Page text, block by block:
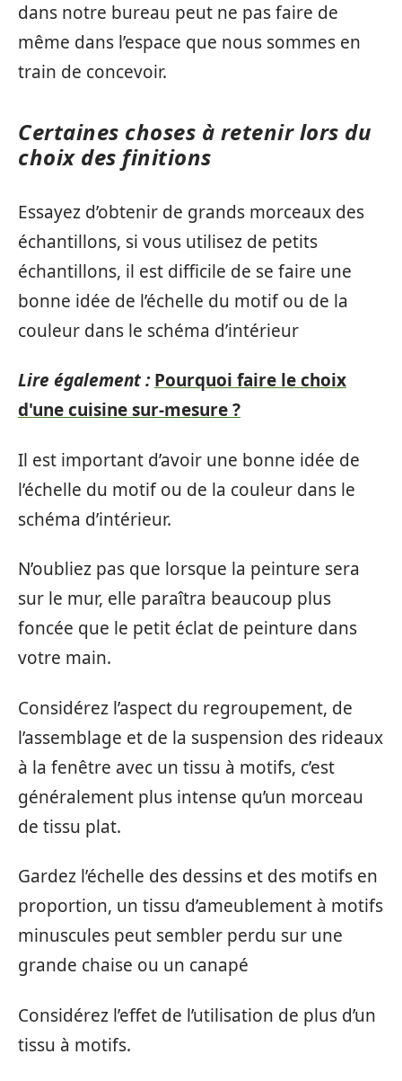
dans notre bureau peut ne pas faire de
même dans l’espace que nous sommes en
train de concevoir.
Certaines choses à retenir lors du
choix des finitions
Essayez d’obtenir de grands morceaux des
échantillons, si vous utilisez de petits
échantillons, il est difficile de se faire une
bonne idée de l’échelle du motif ou de la
couleur dans le schéma d’intérieur
Lire également : Pourquoi faire le choix
d'une cuisine sur-mesure ?
Il est important d’avoir une bonne idée de
l’échelle du motif ou de la couleur dans le
schéma d’intérieur.
N’oubliez pas que lorsque la peinture sera
sur le mur, elle paraîtra beaucoup plus
foncée que le petit éclat de peinture dans
votre main.
Considérez l’aspect du regroupement, de
l’assemblage et de la suspension des rideaux
à la fenêtre avec un tissu à motifs, c’est
généralement plus intense qu’un morceau
de tissu plat.
Gardez l’échelle des dessins et des motifs en
proportion, un tissu d’ameublement à motifs
minuscules peut sembler perdu sur une
grande chaise ou un canapé
Considérez l’effet de l’utilisation de plus d’un
tissu à motifs.